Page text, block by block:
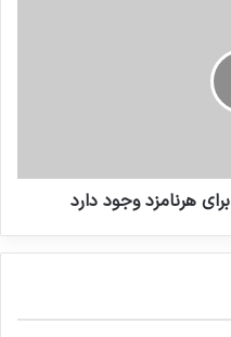
هرنامزد وجود دارد